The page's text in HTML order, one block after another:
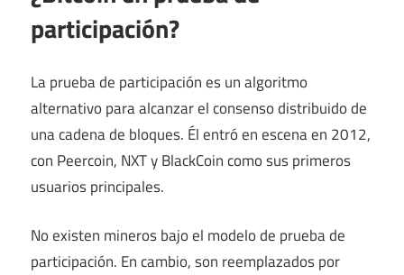
participación?
La prueba de participación es un algoritmo
alternativo para alcanzar el consenso distribuido de
una cadena de bloques. Élentró en escena en 2012,
con Peercoin, NXT y BlackCoin como sus primeros
usuarios principales.
No existen mineros bajo el modelo de prueba de
participación. En cambio, son reemplazados por